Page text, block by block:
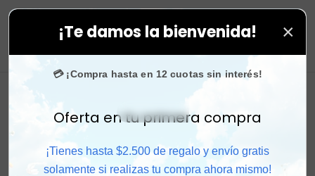
¡Te damos la bienvenida! ×
💳 ¡Compra hasta en 12 cuotas sin interés!
Activar sonido
Oferta en tu primera compra
¡Tienes hasta $2.500 de regalo y envío gratis
solamente si realizas tu compra ahora mismo!
tus compras. ⚡ Compra rápido y aprovecha. 💙